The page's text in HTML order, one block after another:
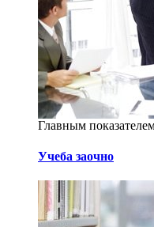
Главным
Учеба заочно